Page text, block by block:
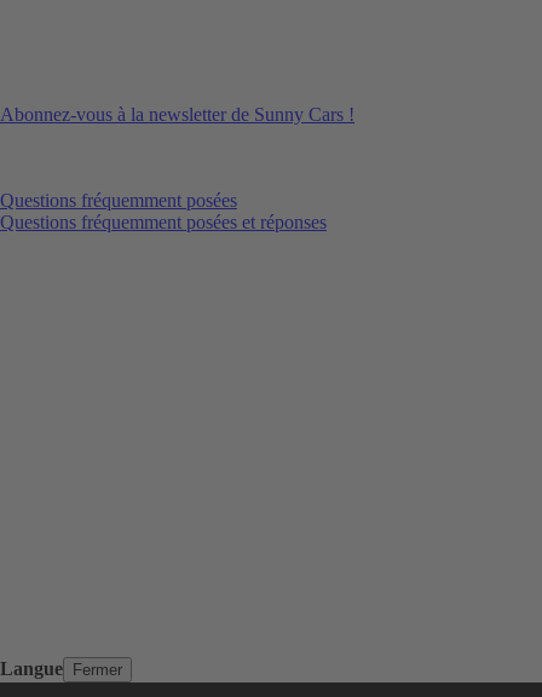
Langue Fermer
Questions fréquemment posées
Questions fréquemment posées et réponses
Abonnez-vous à la newsletter de Sunny Cars !